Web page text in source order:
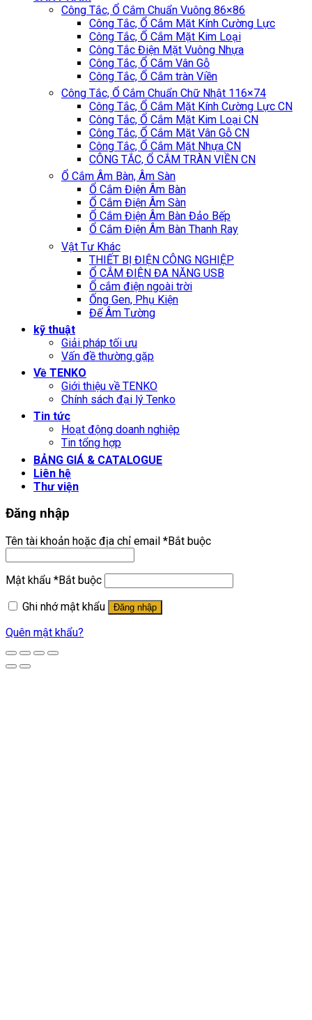
Công Tắc, Ổ Cắm Chuẩn Vuông 86×86
Công Tắc, Ổ Cắm Mặt Kính Cường Lực
Công Tắc, Ổ Cắm Mặt Kim Loại
Công Tắc Điện Mặt Vuông Nhựa
Công Tắc, Ổ Cắm Vân Gỗ
Công Tắc, Ổ Cắm tràn Viền
Công Tắc, Ổ Cắm Chuẩn Chữ Nhật 116×74
Công Tắc, Ổ Cắm Mặt Kính Cường Lực CN
Công Tắc, Ổ Cắm Mặt Kim Loại CN
Công Tắc, Ổ Cắm Mặt Vân Gỗ CN
Công Tắc, Ổ Cắm Mặt Nhựa CN
CÔNG TẮC, Ổ CẮM TRÀN VIỀN CN
Ổ Cắm Âm Bàn, Âm Sàn
Ổ Cắm Điện Âm Bàn
Ổ Cắm Điện Âm Sàn
Ổ Cắm Điện Âm Bàn Đảo Bếp
Ổ Cắm Điện Âm Bàn Thanh Ray
Vật Tư Khác
THIẾT BỊ ĐIỆN CÔNG NGHIỆP
Ổ CẮM ĐIỆN ĐA NĂNG USB
Ổ cắm điện ngoài trời
Ống Gen, Phụ Kiện
Đế Âm Tường
kỹ thuật
Giải pháp tối ưu
Vấn đề thường gặp
Về TENKO
Giới thiệu về TENKO
Chính sách đại lý Tenko
Tin tức
Hoạt động doanh nghiệp
Tin tổng hợp
BẢNG GIÁ & CATALOGUE
Liên hệ
Thư viện
Đăng nhập
Tên tài khoản hoặc địa chỉ email *Bắt buộc
Mật khẩu *Bắt buộc
Ghi nhớ mật khẩu
Đăng nhập
Quên mật khẩu?